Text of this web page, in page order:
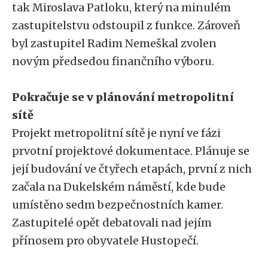
tak Miroslava Patloku, který na minulém
zastupitelstvu odstoupil z funkce. Zároveň
byl zastupitel Radim Nemeškal zvolen
novým předsedou finančního výboru.
Pokračuje se v plánování metropolitní
sítě
Projekt metropolitní sítě je nyní ve fázi
prvotní projektové dokumentace. Plánuje se
její budování ve čtyřech etapách, první z nich
začala na Dukelském náměstí, kde bude
umístěno sedm bezpečnostních kamer.
Zastupitelé opět debatovali nad jejím
přínosem pro obyvatele Hustopečí.